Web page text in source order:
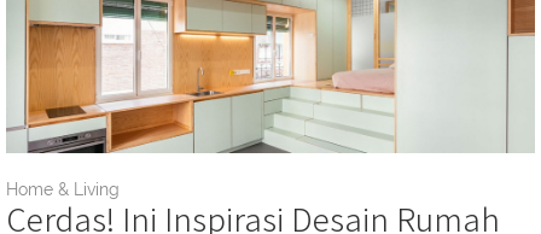
Home & Living
Cerdas! Ini Inspirasi Desain Rumah